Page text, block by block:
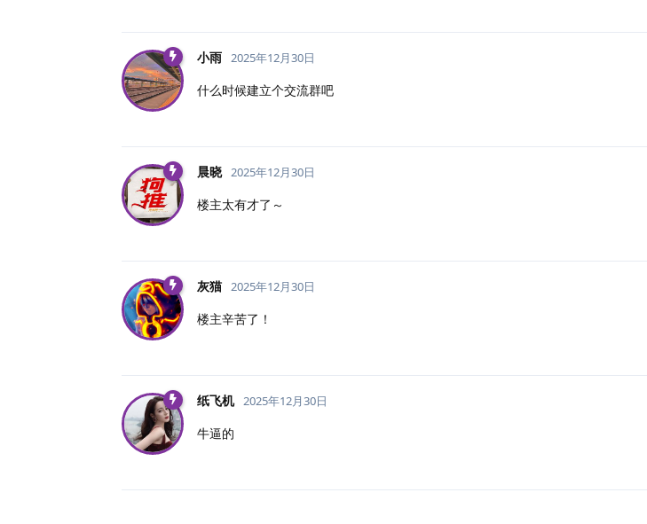
小雨 2025年12月30日
什么时候建立个交流群吧
晨晓 2025年12月30日
楼主太有才了～
灰猫 2025年12月30日
楼主辛苦了！
纸飞机 2025年12月30日
牛逼的